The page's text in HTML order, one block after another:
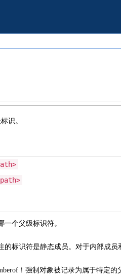
识。
一个父级标识符。
的标识符是静态成员。对于内部成
！强制对象被记录为属于特定